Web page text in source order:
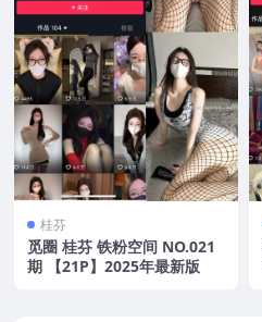
桂芬
觅圈 桂芬 铁粉空间 NO.021
期 【21P】2025年最新版